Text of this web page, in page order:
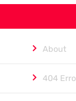
About
404